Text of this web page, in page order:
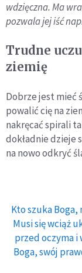
wdzięczna. Ma
pozwala jej iść
Trudne
ziemię
Dobrze jest mieć
powalić cię na
nakręcać spirali
dokładnie dzieje
na nowo odkryć
Kto szuka
Musi się wciąż
przed oczyma i
Boga, swój